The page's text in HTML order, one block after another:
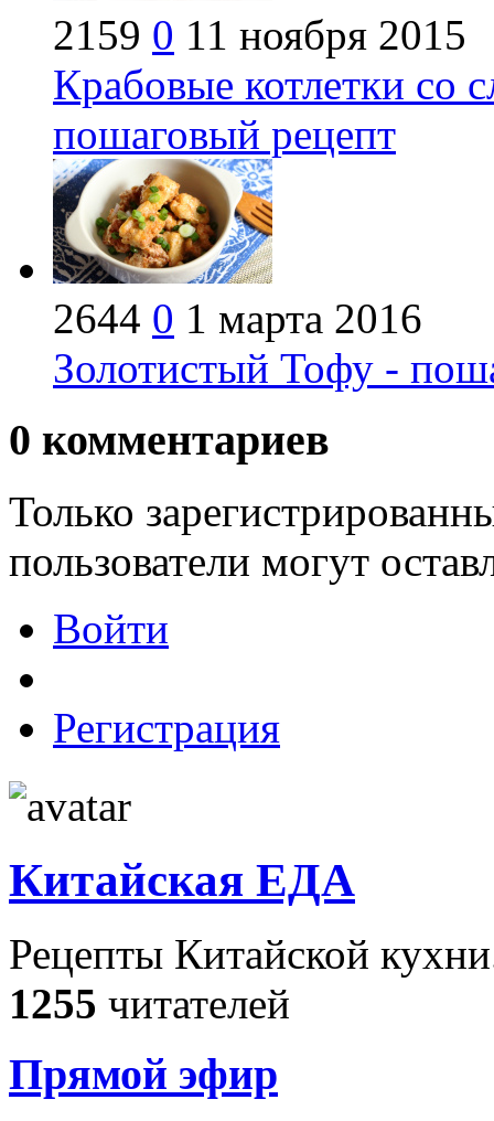
2159 0 11 ноября 2015
Крабовые котлетки со
пошаговый рецепт
2644 0 1 марта 2016
Золотистый Тофу -
0 комментариев
Только
пользователи могут
Войти
Регистрация
Китайская ЕДА
Рецепты Китайской
1255 читателей
Прямой эфир